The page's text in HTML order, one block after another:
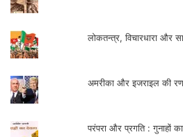
लोकतन्त्र, विचारधारा और
अमरीका और इजराइल की
परंपरा और प्रगति : गुनाहों